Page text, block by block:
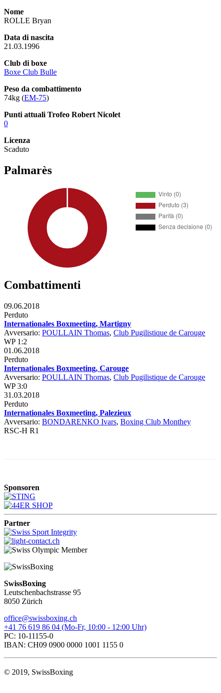
Nome
ROLLE Bryan
Data di nascita
21.03.1996
Club di boxe
Boxe Club Bulle
Peso da combattimento
74kg (EM-75)
Punti attuali Trofeo Robert Nicolet
0
Licenza
Scaduto
Palmarès
Combattimenti
09.06.2018
Perduto
Internationales Boxmeeting, Martigny
Avversario: POULLAIN Thomas, Club Pugilistique de Carouge
WP 1:2
01.06.2018
Perduto
Internationales Boxmeeting, Carouge
Avversario: POULLAIN Thomas, Club Pugilistique de Carouge
WP 3:0
31.03.2018
Perduto
Internationales Boxmeeting, Palezieux
Avversario: BONDARENKO Ivars, Boxing Club Monthey
RSC-H R1
Sponsoren
Partner
SwissBoxing
Leutschenbachstrasse 95
8050 Zürich
office@swissboxing.ch
+41 76 619 86 04 (Mo-Fr, 10:00 - 12:00 Uhr)
PC: 10-11155-0
IBAN: CH09 0900 0000 1001 1155 0
© 2019, SwissBoxing